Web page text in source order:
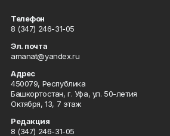
Телефон
8 (347) 246-31-05
Эл. почта
amanat@yandex.ru
Адрес
450079, Республика
Башкортостан, г. Уфа, ул. 50-летия
Октября, 13, 7 этаж
Редакция
8 (347) 246-31-05